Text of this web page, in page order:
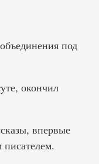
под
окончил
впервые